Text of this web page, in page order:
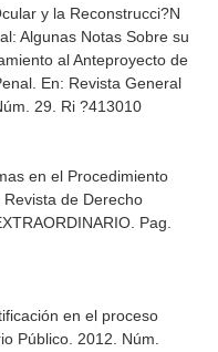
y la Reconstrucci?N
Algunas Notas Sobre su
al Anteproyecto de
En: Revista General
29. Ri ?413010
en el Procedimiento
Revista de Derecho
Pag.
en el proceso
Público. 2012. Núm.